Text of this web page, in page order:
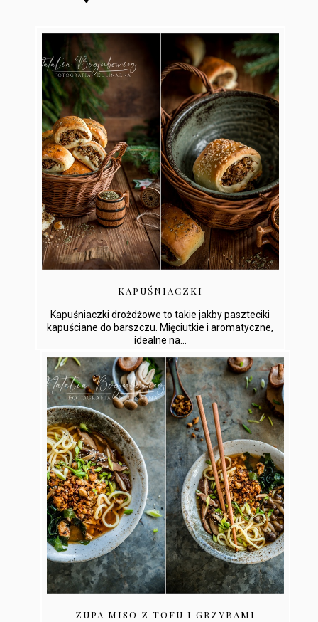
KAPUŚNIACZKI
Kapuśniaczki drożdżowe to takie jakby paszteciki
kapuściane do barszczu. Mięciutkie i aromatyczne,
idealne na...
ZUPA MISO Z TOFU I GRZYBAMI